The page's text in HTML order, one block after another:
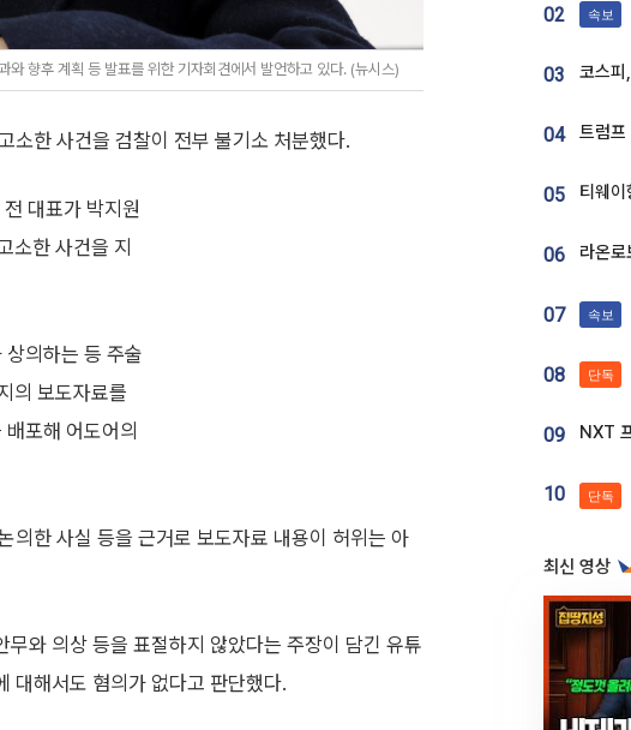
향후 계획 등 발표를 위한 기자회견에서 발언하고 있다. (뉴시스)
소한 사건을 검찰이 전부 불기소 처분했다.
대표가 박지원
소한 사건을 지
의하는 등 주술
의 보도자료를
포해 어도어의
의한 사실 등을 근거로 보도자료 내용이 허위는 아
와 의상 등을 표절하지 않았다는 주장이 담긴 유튜
대해서도 혐의가 없다고 판단했다.
02 속보
03
04
05
06
07 속보
08 단독
09
10 단독
최신 영상